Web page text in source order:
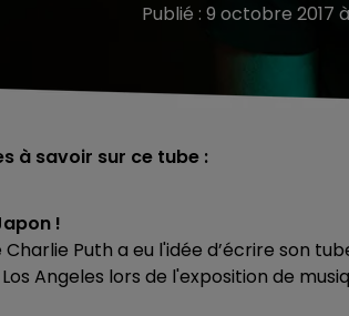
Publié : 9 octobre 2017
à savoir sur ce tube :
!
Puth a eu l'idée d’écrire son
Angeles lors de l'exposition de